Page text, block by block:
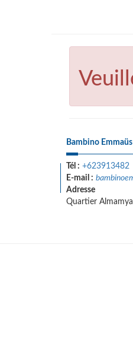
Bambino
Tél : +623913482
E-mail :
Adresse
Quartier